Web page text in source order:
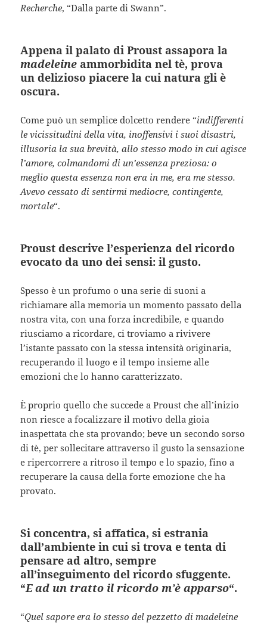
Recherche, “Dalla parte di Swann”.
Appena il palato di Proust assapora la
madeleine ammorbidita nel tè, prova
un delizioso piacere la cui natura gli è
oscura.
Come può un semplice dolcetto rendere “indifferenti
le vicissitudini della vita, inoffensivi i suoi disastri,
illusoria la sua brevità, allo stesso modo in cui agisce
l’amore, colmandomi di un’essenza preziosa: o
meglio questa essenza non era in me, era me stesso.
Avevo cessato di sentirmi mediocre, contingente,
mortale“.
Proust descrive l’esperienza del ricordo
evocato da uno dei sensi: il gusto.
Spesso è un profumo o una serie di suoni a
richiamare alla memoria un momento passato della
nostra vita, con una forza incredibile, e quando
riusciamo a ricordare, ci troviamo a rivivere
l’istante passato con la stessa intensità originaria,
recuperando il luogo e il tempo insieme alle
emozioni che lo hanno caratterizzato.
È proprio quello che succede a Proust che all’inizio
non riesce a focalizzare il motivo della gioia
inaspettata che sta provando; beve un secondo sorso
di tè, per sollecitare attraverso il gusto la sensazione
e ripercorrere a ritroso il tempo e lo spazio, fino a
recuperare la causa della forte emozione che ha
provato.
Si concentra, si affatica, si estrania
dall’ambiente in cui si trova e tenta di
pensare ad altro, sempre
all’inseguimento del ricordo sfuggente.
“E ad un tratto il ricordo m’è apparso“.
“Quel sapore era lo stesso del pezzetto di madeleine